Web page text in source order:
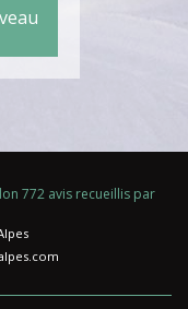
772avis recueillis par